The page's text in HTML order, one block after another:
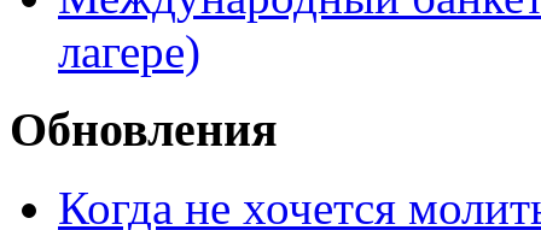
лагере)
Обновления
Когда не хочется